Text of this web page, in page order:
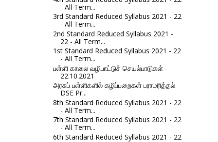
- All Term...
3rd Standard Reduced Syllabus 2021 - 22
- All Term...
2nd Standard Reduced Syllabus 2021 -
22 - All Term...
1st Standard Reduced Syllabus 2021 - 22
- All Term...
பள்ளி காலை வழிபாட்டுச் செயல்பாடுகள் -
22.10.2021
அரசுப் பள்ளிகளில் கழிப்பறைகள் பராமரித்தல் -
DSE Pr...
8th Standard Reduced Syllabus 2021 - 22
- All Term...
7th Standard Reduced Syllabus 2021 - 22
- All Term...
6th Standard Reduced Syllabus 2021 - 22